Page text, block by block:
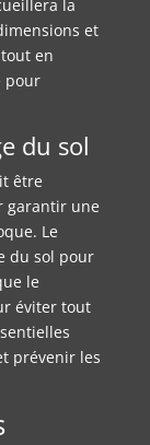
la
et
en
pour
du sol
être
garantir une
Le
du sol pour
le
éviter tout
prévenir les